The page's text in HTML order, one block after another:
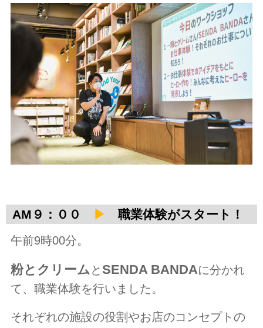
AM９：００ ▶ 職業体験がスタート！
午前9時00分。
粉とクリームと SENDA BANDAに分かれ
て、職業体験を行いました。
それぞれの施設の役割やお店のコンセプトの